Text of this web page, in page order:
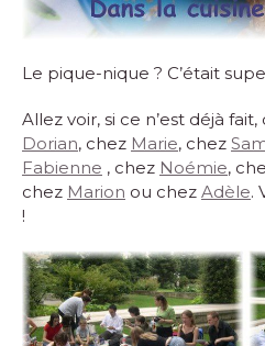
Le pique-nique ? C’était
Allez voir, si ce n’est déjà fait,
Dorian, chez Marie, chez
Fabienne , chez Noémie,
chez Marion ou chez Adèle.
!